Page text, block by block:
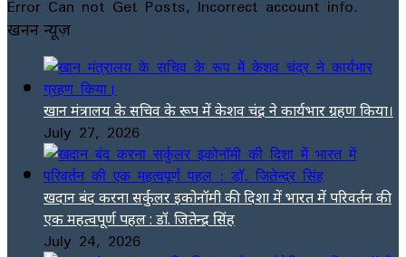
Error Can not Get Posts, Incorrect account info.
खनन न्यूज़
खान मंत्रालय के सचिव के रूप में केशव चंद्र ने कार्यभार ग्रहण किया।
July 27, 2026
खदान बंद करना सर्कुलर इकोनॉमी की दिशा में भारत में परिवर्तन की
एक महत्वपूर्ण पहल : डॉ. जितेन्द्र सिंह
July 24, 2026